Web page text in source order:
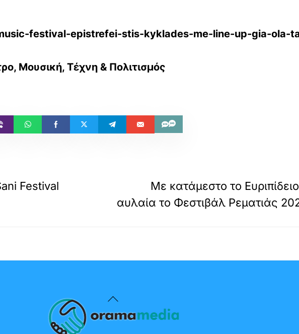
festival-epistrefei-stis-kyklades-me-line-up-gia-ola-
Μουσική, Τέχνη & Πολιτισμός
Festival
Με κατάμεστο το
αυλαία το Φεστιβάλ Ρεματιάς
Back
To